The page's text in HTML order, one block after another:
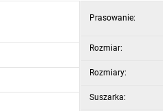
wystroju całej łazienki.
Prasowanie:
Rozmiar:
Rozmiary:
Suszarka: